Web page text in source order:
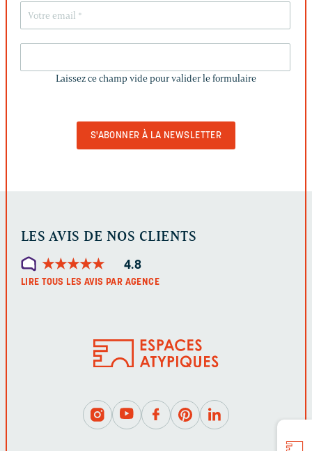
CHAMP
Laissez ce champ vide pour valider le formulaire
LES AVIS DE NOS CLIENTS
★★★★★
★★★★★ 4.8
LIRE TOUS LES AVIS PAR AGENCE